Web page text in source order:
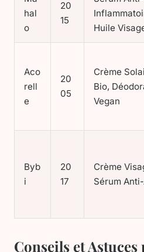
hal
o
20
15
Huile
Aco
rell
e
20
05
Crème
Bio,
Vegan
Byb
i
20
17
Crème
Sérum
Conseils et